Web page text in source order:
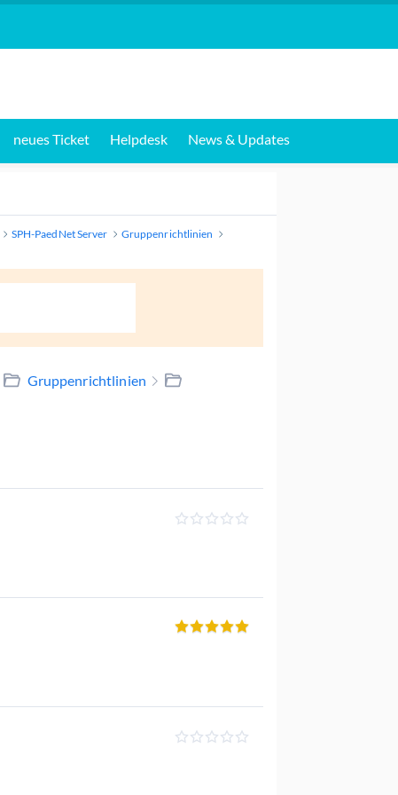
neues Ticket Helpdesk News & Updates
SPH-PaedNet Server
Gruppenrichtlinien
Gruppenrichtlinien